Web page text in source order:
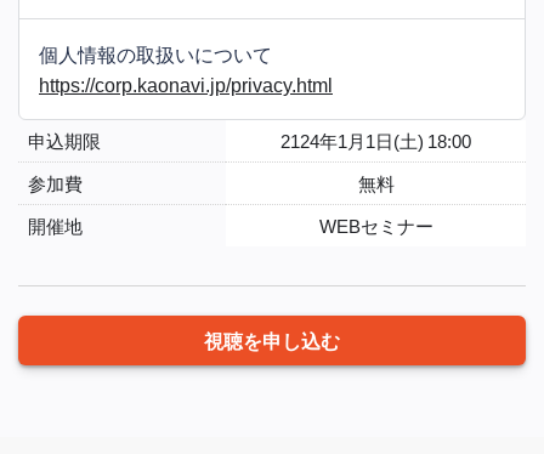
個人情報の取扱いについて
https://corp.kaonavi.jp/privacy.html
申込期限
2124年1月1日(土) 18:00
参加費
無料
開催地
WEBセミナー
視聴を申し込む